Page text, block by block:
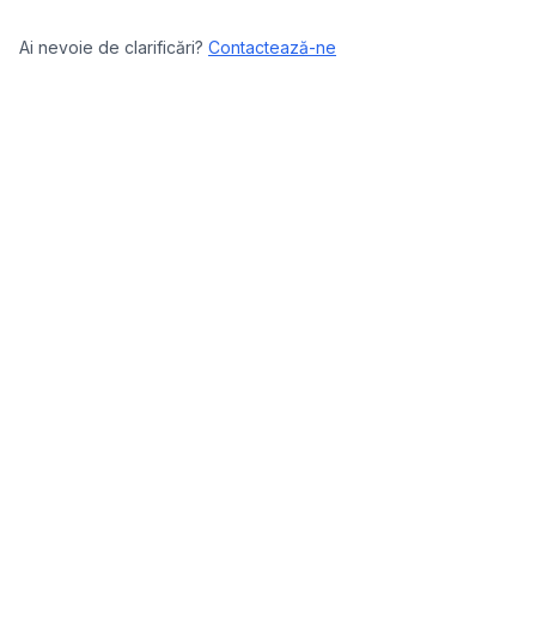
Ai nevoie de clarificări? Contactează-ne